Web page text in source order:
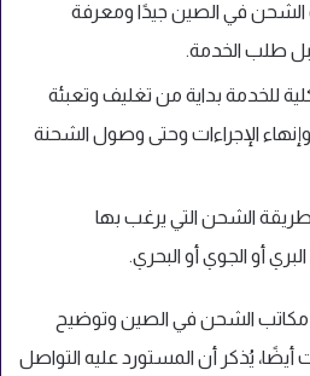
الشحن في الصين جيدًا ومعرفة
طلب الخدمة.
للخدمة بداية من تغليف وتعبئة
الإجراءات وحتى وصول الشحنة
طريقة الشحن التي يرغب بها
أو الجوي أو البحري.
مكاتب الشحن في الصين وتوضيح
يُذكر أن المستورد عليه التواصل